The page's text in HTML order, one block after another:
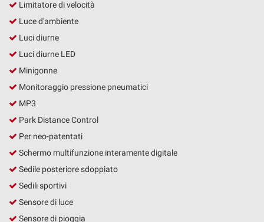
Limitatore di velocità
Luce d'ambiente
Luci diurne
Luci diurne LED
Minigonne
Monitoraggio pressione pneumatici
MP3
Park Distance Control
Per neo-patentati
Schermo multifunzione interamente digitale
Sedile posteriore sdoppiato
Sedili sportivi
Sensore di luce
Sensore di pioggia